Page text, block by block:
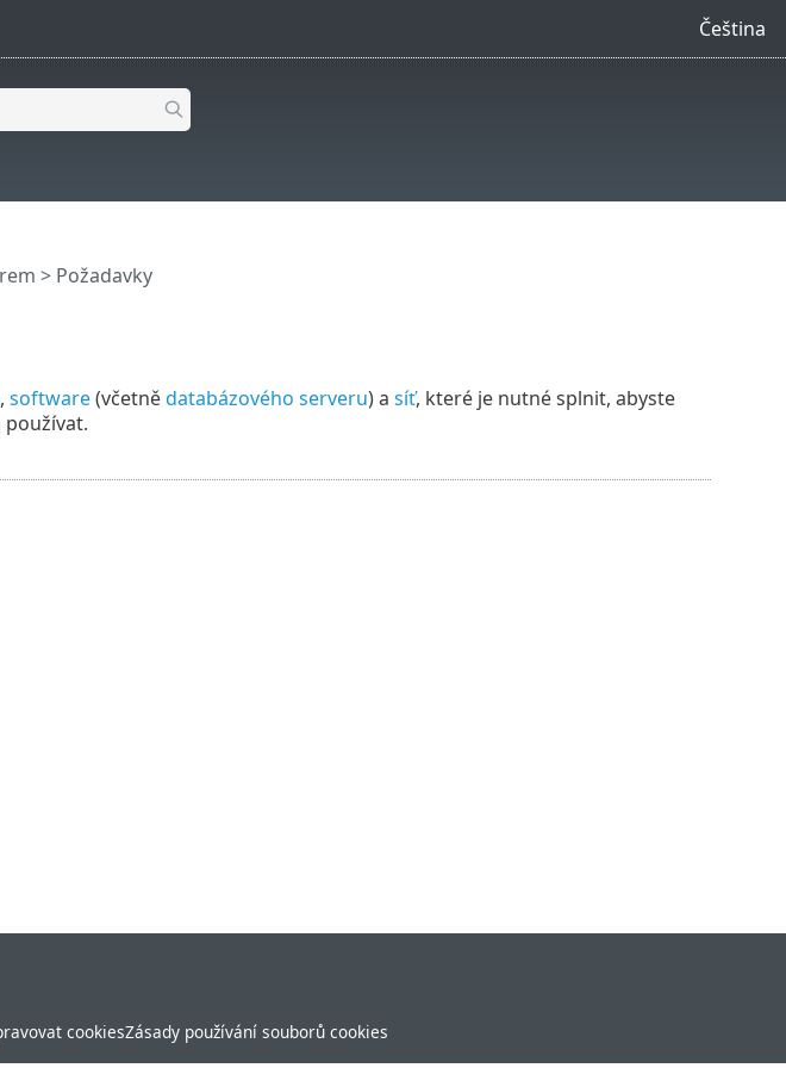
Čeština
> Požadavky
, software(včetnědatabázového serveru) a síť, které je nutné splnit, abyste
používat.
cookiesZásady používání souborů cookies